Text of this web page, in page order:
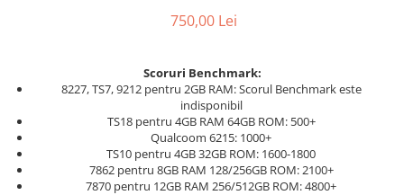
750,00 Lei
Scoruri Benchmark:
8227, TS7, 9212 pentru 2GB RAM: Scorul Benchmark este
indisponibil
TS18 pentru 4GB RAM 64GB ROM: 500+
Qualcoom 6215: 1000+
TS10 pentru 4GB 32GB ROM: 1600-1800
7862 pentru 8GB RAM 128/256GB ROM: 2100+
7870 pentru 12GB RAM 256/512GB ROM: 4800+